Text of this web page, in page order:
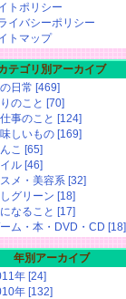
トポリシー
イバシーポリシー
トマップ
テゴリ別アーカイブ
日常 [469]
のこと [70]
事のこと [124]
しいもの [169]
こ [65]
ル [46]
メ・美容系 [32]
グリーン [18]
なること [17]
ム・本・DVD・CD [18]
年別アーカイブ
年 [24]
年 [132]